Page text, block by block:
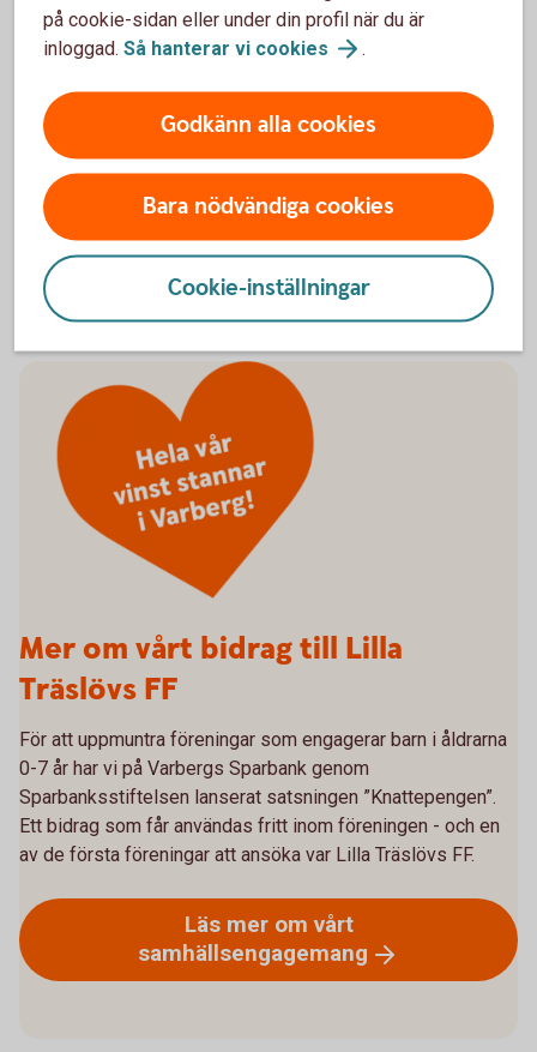
verksamheten, så att vi nu får ett extra bidrag för att göra
vår förening bättre för våra barn och ungdomar är jätte
träningsmaterial, eller ge en extra peng till lagen om de ska
på någon cup eller vill göra något roligt tillsammans på
säsongsavslutningen. Bidraget gör att vi får mer underlag
för att göra roliga saker tillsammans utan att medlemmarna
får ta av egen ficka. Grundinställningen i vår förening är att
alla ska kunna vara med oavsett vilka ekonomiska
möjligheter man har.
Mer om vårt bidrag till Lilla
Träslövs FF
För att uppmuntra föreningar som engagerar barn i åldrarna
0-7 år har vi på Varbergs Sparbank genom
Sparbanksstiftelsen lanserat satsningen ”Knattepengen”.
Ett bidrag som får användas fritt inom föreningen - och en
av de första föreningar att ansöka var Lilla Träslövs FF.
Läs mer om vårt
samhällsengagemang
på cookie-sidan eller under din profil när du är
inloggad. Så hanterar vi cookies .
Godkänn alla cookies
Bara nödvändiga cookies
Cookie-inställningar